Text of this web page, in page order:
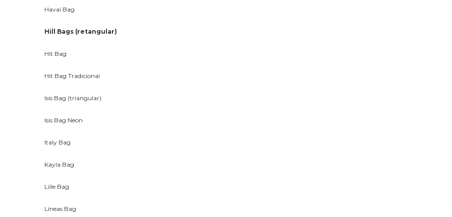
Havaí Bag
Hill Bags (retangular)
Hit Bag
Hit Bag Tradicional
Isis Bag (triangular)
Isis Bag Neon
Italy Bag
Kayla Bag
Lille Bag
Líneas Bag